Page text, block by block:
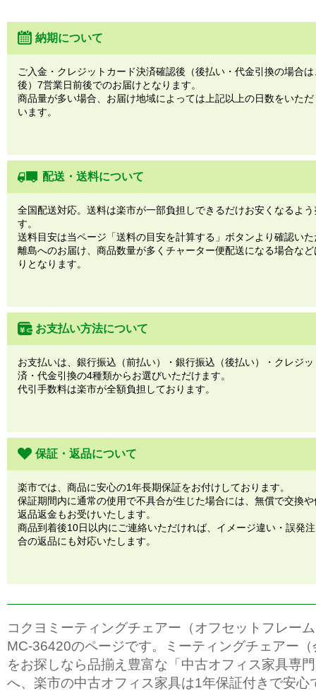
納期について
ご入金・クレジットカード決済確認後（後払い・代金引換の場合
後）7営業日前後でのお届けとなります。
商品量が多い場合、お届け地域によっては上記以上の日数をいた
います。
配送・送料について
全国配送対応。送料は楽市が一部負担しできるだけお安くなるよ
す。
送料目安は当ページ「送料の目安を計算する」ボタンより確認い
離島へのお届け、商品数量が多くチャーター便配送になる場合な
りとなります。
お支払い方法について
お支払いは、銀行振込（前払い）・銀行振込（後払い）・クレジ
済・代金引換の4種類からお選びいただけます。
代引手数料は楽市が全額負担しております。
保証・返品について
楽市では、商品に安心の1年長期保証をお付けしております。
保証期間内に通常の使用で不具合が生じた場合には、無償で交換
返品返金もお受けいたします。
商品到着後10日以内にご連絡いただければ、イメージ違い・誤発
合の返品にも対応いたします。
コクヨミーティングチェアー（オフセットフレー
MC-36420のページです。ミーティングチェアー
をお探しなら品揃え豊富な「中古オフィス家具専
へ、楽市の中古オフィス家具は1年保証付きで安心